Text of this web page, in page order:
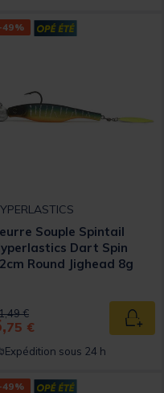
panier
49%
Souple Spintail
Dart Spin
Round Jighead 8g
reduced from
€to
75 €
Expédition sous 24 h
49%